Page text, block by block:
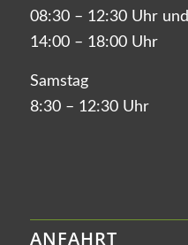
08:30 – 12:30 Uhr und
14:00 – 18:00 Uhr
Samstag
8:30 – 12:30 Uhr
ANFAHRT